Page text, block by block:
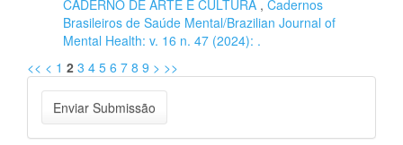
CADERNO DE ARTE E CULTURA , Cadernos
Brasileiros de Saúde Mental/Brazilian Journal of
Mental Health: v. 16 n. 47 (2024): .
<< < 1 2 3 4 5 6 7 8 9 > >>
Enviar
Submissão
Enviar Submissão